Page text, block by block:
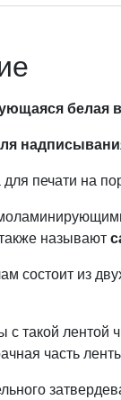
белая
печати на
называют
состоит из
такой лентой
часть